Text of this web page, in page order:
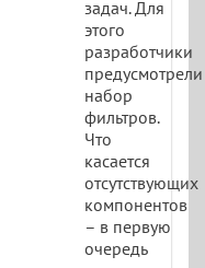
задач. Для
этого
разработчики
предусмотрели
набор
фильтров.
Что
касается
отсутствующих
компонентов
– в первую
очередь